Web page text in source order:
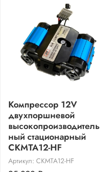
Компрессор 12V
двухпоршневой
высокопроизводитель
ный стационарный
CKMTA12-HF
Артикул: CKMTA12-HF